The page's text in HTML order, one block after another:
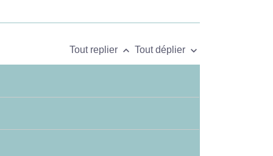
Tout replier keyboard_arrow_up Tout déplier keyboard_arrow_down